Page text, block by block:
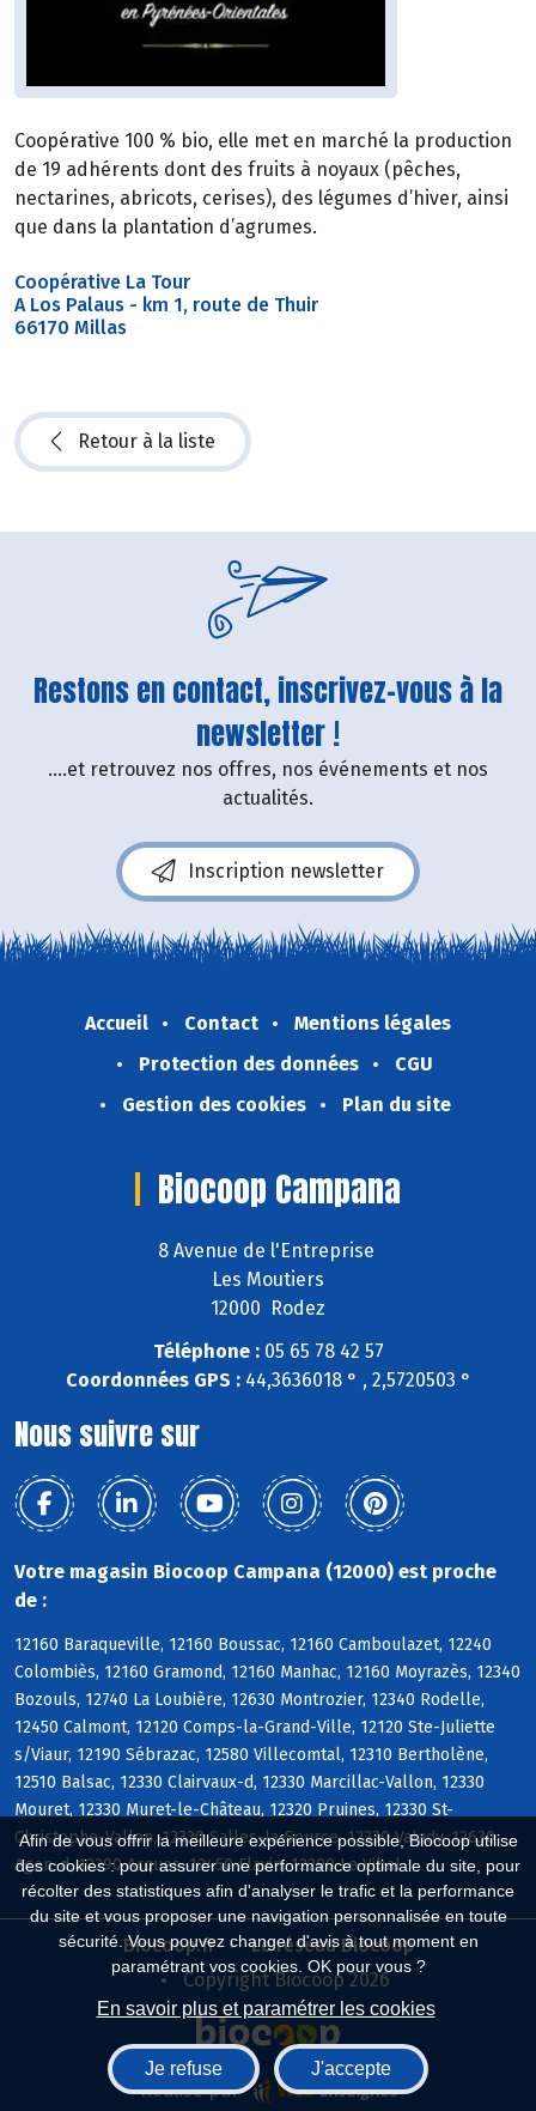
Afin de vous offrir la meilleure expérience possible, Biocoop utilise
des cookies : pour assurer une performance optimale du site, pour
récolter des statistiques afin d'analyser le trafic et la performance
du site et vous proposer une navigation personnalisée en toute
sécurité. Vous pouvez changer d'avis à tout moment en
paramétrant vos cookies. OK pour vous ?
En savoir plus et paramétrer les cookies
Je refuse J'accepte
Coopérative 100 % bio, elle met en marché la production
de 19 adhérents dont des fruits à noyaux (pêches,
nectarines, abricots, cerises), des légumes d’hiver, ainsi
que dans la plantation d’agrumes.
Coopérative La Tour
A Los Palaus - km 1, route de Thuir
66170 Millas
Retour à la liste
Restons en contact, inscrivez-vous à la
newsletter !
....et retrouvez nos offres, nos événements et nos
actualités.
Inscription newsletter
Accueil Contact
Mentions légales
Protection des données
CGU
Gestion des cookies
Plan du site
Biocoop Campana
8 Avenue de l'Entreprise
Les Moutiers
12000 Rodez
Téléphone :05 65 78 42 57
Coordonnées GPS :44,3636018 ° , 2,5720503 °
Nous suivre sur
Votre magasin Biocoop Campana (12000) est proche
de :
12160 Baraqueville, 12160 Boussac, 12160 Camboulazet, 12240
Colombiès, 12160 Gramond, 12160 Manhac, 12160 Moyrazès, 12340
Bozouls, 12740 La Loubière, 12630 Montrozier, 12340 Rodelle,
12450 Calmont, 12120 Comps-la-Grand-Ville, 12120 Ste-Juliette
s/Viaur, 12190 Sébrazac, 12580 Villecomtal, 12310 Bertholène,
12510 Balsac, 12330 Clairvaux-d, 12330 Marcillac-Vallon, 12330
Mouret, 12330 Muret-le-Château, 12320 Pruines, 12330 St-
Christophe-Vallon, 12330 Salles-la-Source, 12330 Valady, 12630
Agen-d, 12290 Arques, 12450 Flavin, 12290 Le Vibal
Biocoop.fr
Le réseau Biocoop
Copyright Biocoop 2026
Réalisé par